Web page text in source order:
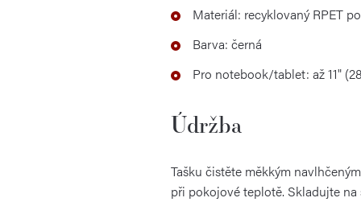
Materiál: recyklovaný RPET
Barva: černá
Pro notebook/tablet: až 11"
Údržba
Tašku čistěte měkkým
při pokojové teplotě. Skladujte